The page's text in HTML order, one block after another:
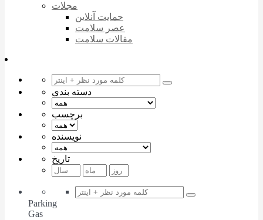
مجلات
حمایت آنلاین
عصر سلامت
مقالات سلامت
دسته بندی
برچسب
نویسنده
تاریخ
Parking
Gas